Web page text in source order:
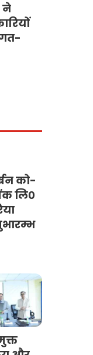
ने
को-
लि०